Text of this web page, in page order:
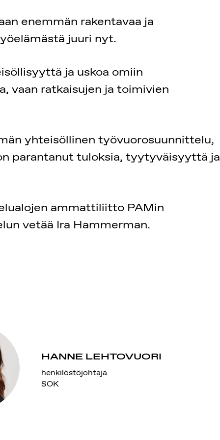
enemmän rakentavaa ja
juuri nyt.
ja uskoa omiin
vaan ratkaisujen ja toimivien
yhteisöllinen työvuorosuunnittelu,
parantanut tuloksia, tyytyväisyyttä ja
ammattiliitto PAMin
vetää Ira Hammerman.
HANNE LEHTOVUORI
henkilöstöjohtaja
SOK